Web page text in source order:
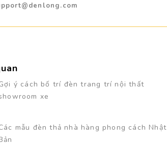
ý cách bố trí đèn trang trí nội thất
xe
mẫu đèn thả nhà hàng phong cách Nhật